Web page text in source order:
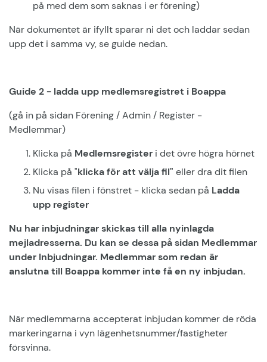
på med dem som saknas i er förening)
När dokumentet är ifyllt sparar ni det och laddar sedan
upp det i samma vy, se guide nedan.
Guide 2 - ladda upp medlemsregistret i Boappa
(gå in på sidan Förening / Admin / Register -
Medlemmar)
Klicka på Medlemsregister i det övre högra hörnet
Klicka på "klicka för att välja fil" eller dra dit filen
Nu visas filen i fönstret - klicka sedan på Ladda
upp register
Nu har inbjudningar skickas till alla nyinlagda
mejladresserna. Du kan se dessa på sidan Medlemmar
under Inbjudningar. Medlemmar som redan är
anslutna till Boappa kommer inte få en ny inbjudan.
När medlemmarna accepterat inbjudan kommer de röda
markeringarna i vyn lägenhetsnummer/fastigheter
försvinna.